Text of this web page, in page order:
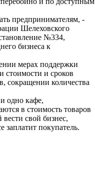
предпринимателям, -
Шелеховского
№334,
бизнеса к
мерах поддержки
и сроков
сокращении количества
одно кафе,
в стоимость товаров
свой бизнес,
заплатит покупатель.